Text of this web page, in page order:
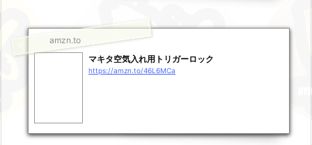
amzn.to
マキタ空気入れ用トリガーロック
https://amzn.to/46L6MCa